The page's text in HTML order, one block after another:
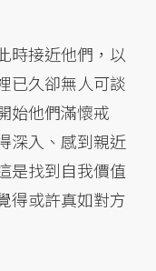
時接近他們，以
已久卻無人可談
始他們滿懷戒
深入、感到親近
是找到自我價值
得或許真如對方